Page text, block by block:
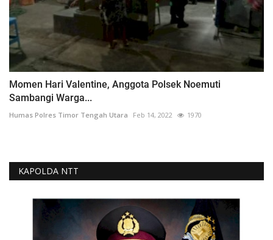
Momen Hari Valentine, Anggota Polsek Noemuti
Sambangi Warga...
Humas Polres Timor Tengah Utara Feb 14, 2022 1970
KAPOLDA NTT